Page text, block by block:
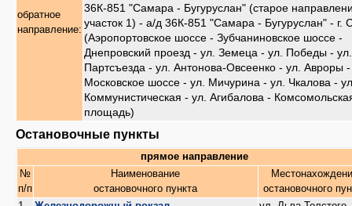
обратное
направление:
36К-851 "Самара - Бугуруслан" (старое
участок 1) - а/д 36К-851 "Самара - Бугуруслан" - г.
(Аэропортовское шоссе - Зубчаниновское шоссе -
Днепровский проезд - ул. Земеца - ул. Победы -
Партсъезда - ул. Антонова-Овсеенко - ул. Авроры -
Московское шоссе - ул. Мичурина - ул. Чкалова -
Коммунистическая - ул. Агибалова -
площадь)
Остановочные пункты
прямое направление
№
п/п
Наименование
остановочного пункта
остановочного